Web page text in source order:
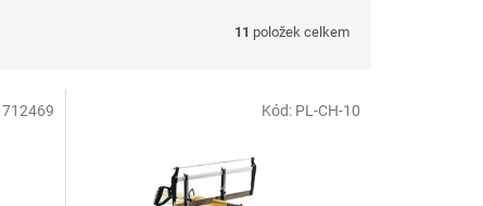
11 položek celkem
712469 Kód: PL-CH-10